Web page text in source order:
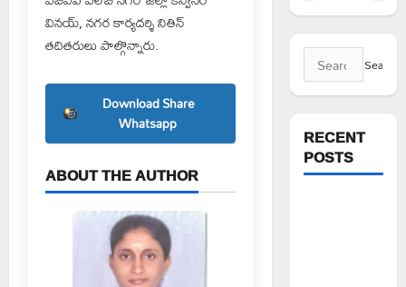
వినయ్, నగర కార్యదర్శి నితిన్
తదితరులు పాల్గొన్నారు.
Download Share
Whatsapp
ABOUT THE AUTHOR
Search
for:
RECENT
POSTS